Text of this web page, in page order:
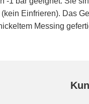
Einfrieren). Das
Messing